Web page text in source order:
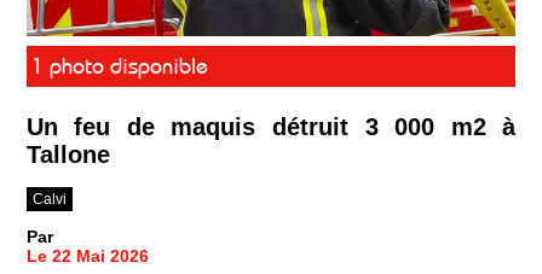
1 photo disponible
Un feu de maquis détruit 3 000 m2 à
Tallone
Calvi
Par
Le 22 Mai 2026